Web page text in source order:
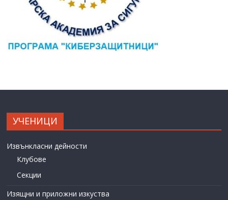
УЧЕНИЦИ
Извънкласни дейности
Клубове
Секции
Изящни и приложни изкуства